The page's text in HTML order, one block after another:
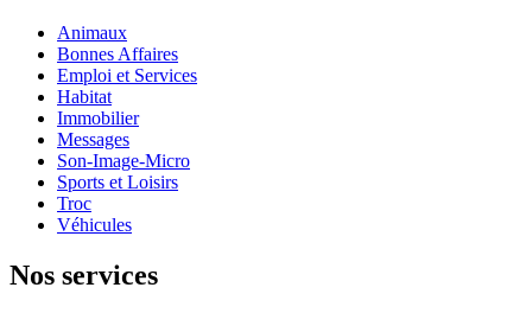
Animaux
Bonnes Affaires
Emploi et Services
Habitat
Immobilier
Messages
Son-Image-Micro
Sports et Loisirs
Troc
Véhicules
Nos services